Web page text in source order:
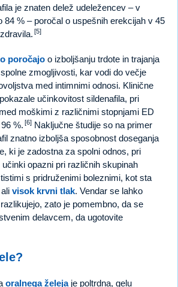
je znaten delež udeležencev – v
84 % – poročal o uspešnih erekcijah v 45
[5]
poročajo o izboljšanju trdote in trajanja
zmogljivosti, kar vodi do večje
med intimnimi odnosi. Klinične
učinkovitost sildenafila, pri
moškimi z različnimi stopnjami ED
%. [6] Naključne študije so na primer
znatno izboljša sposobnost doseganja
ki je zadostna za spolni odnos, pri
opazni pri različnih skupinah
s pridruženimi boleznimi, kot sta
ali visok krvni tlak. Vendar se lahko
zato je pomembno, da se
delavcem, da ugotovite
oralnega želejaje poltrdna, gelu